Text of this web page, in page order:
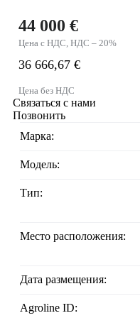
44 000 €
Цена с НДС, НДС – 20%
36 666,67 €
Цена без НДС
Связаться с нами
Позвонить
Марка:
Модель:
Тип:
Место расположения:
Дата размещения:
Agroline ID: